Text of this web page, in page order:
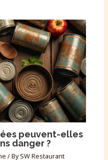
peuvent-elles
danger ?
/ BySW Restaurant